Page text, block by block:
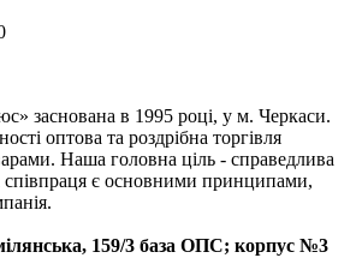
заснована в 1995 році, у м. Черкаси.
оптова та роздрібна торгівля
Наша головна ціль - справедлива
співпраця є основними принципами,
159/3 база ОПС; корпус №3